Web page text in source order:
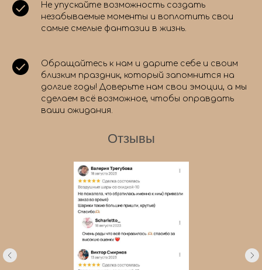
Не упускайте возможность создать
незабываемые моменты и воплотить свои
самые смелые фантазии в жизнь.
Обращайтесь к нам и дарите себе и своим
близким праздник, который запомнится на
долгие годы! Доверьте нам свои эмоции, а мы
сделаем всё возможное, чтобы оправдать
ваши ожидания.
Отзывы